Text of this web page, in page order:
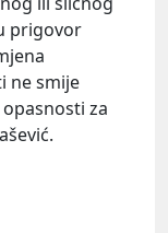
prigovor
ne smije
za